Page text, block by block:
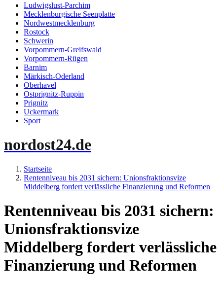
Ludwigslust-Parchim
Mecklenburgische Seenplatte
Nordwestmecklenburg
Rostock
Schwerin
Vorpommern-Greifswald
Vorpommern-Rügen
Barnim
Märkisch-Oderland
Oberhavel
Ostprignitz-Ruppin
Prignitz
Uckermark
Sport
nordost24.de
Startseite
Rentenniveau bis 2031 sichern: Unionsfraktionsvize
Middelberg fordert verlässliche Finanzierung und Reformen
Rentenniveau bis 2031 sichern:
Unionsfraktionsvize
Middelberg fordert verlässliche
Finanzierung und Reformen